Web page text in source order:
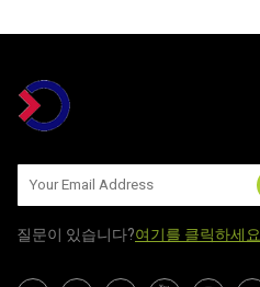
질문이 있습니다?여기를 클릭하세요